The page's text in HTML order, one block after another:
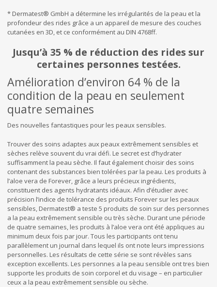
* Dermatest® GmbH a détermine les irrégularités de la peau et la
profondeur des rides grâce a un appareil de mesure des couches
cutanées en 3D, et ce conformément au DIN 4768ff.
Jusqu’à 35 % de réduction des rides sur
certaines personnes testées.
Amélioration d’environ 64 % de la
condition de la peau en seulement
quatre semaines
Des nouvelles fantastiques pour les peaux sensibles.
Trouver des soins adaptes aux peaux extrêmement sensibles et
sèches relève souvent du vrai défi. Le secret est d’hydrater
suffisamment la peau sèche. Il faut également choisir des soins
contenant des substances bien tolérées par la peau. Les produits à
l’aloe vera de Forever, grâce a leurs précieux ingrédients,
constituent des agents hydratants idéaux. Afin d’étudier avec
précision l’indice de tolérance des produits Forever sur les peaux
sensibles, Dermatest® a teste 5 produits de soin sur des personnes
a la peau extrêmement sensible ou très sèche. Durant une période
de quatre semaines, les produits à l’aloe vera ont été appliques au
minimum deux fois par jour. Tous les participants ont tenu
parallèlement un journal dans lequel ils ont note leurs impressions
personnelles. Les résultats de cette série se sont révèles sans
exception excellents. Les personnes a la peau sensible ont tres bien
supporte les produits de soin corporel et du visage – en particulier
ceux a la peau extrêmement sensible ou sèche.